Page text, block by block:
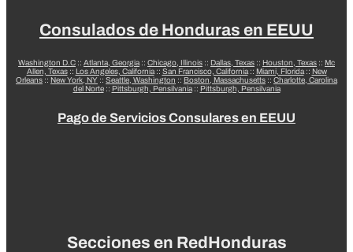
Consulados de Honduras en EEUU
Washington D.C :: Atlanta, Georgia :: Chicago, Illinois :: Dallas, Texas :: Houston, Texas :: Mc
Allen, Texas:: Los Angeles, California:: San Francisco, California:: Miami, Florida:: New
Orleans :: New York, NY :: Seattle, Washington :: Boston, Massachusetts :: Charlotte, Carolina
del Norte:: Pittsburgh, Pensilvania:: Pittsburgh, Pensilvania
Pago de Servicios Consulares en EEUU
Secciones en RedHonduras